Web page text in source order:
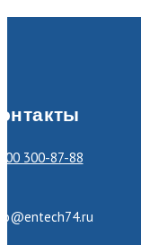
300-87-88